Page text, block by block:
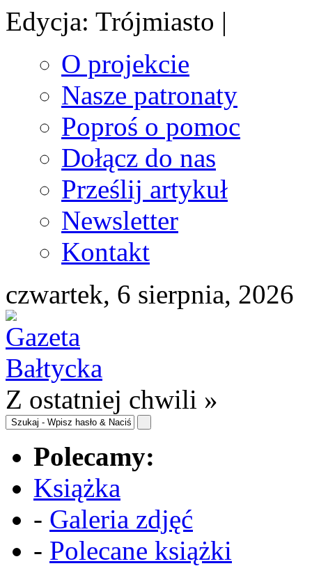
Edycja: Trójmiasto |
O projekcie
Nasze patronaty
Poproś o pomoc
Dołącz do nas
Prześlij artykuł
Newsletter
Kontakt
czwartek, 6 sierpnia, 2026
Z ostatniej chwili »
Polecamy:
Książka
- Galeria zdjęć
- Polecane książki